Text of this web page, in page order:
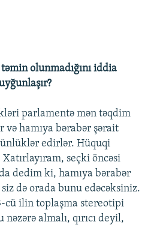
olunmadığını iddia
parlamentə mən təqdim
hamıya bərabər şərait
edirlər. Hüquqi
seçki öncəsi
dedim ki, hamıya bərabər
də orada bunu edəcəksiniz.
cü ilin toplaşma stereotipi
almalı, qırıcı deyil,